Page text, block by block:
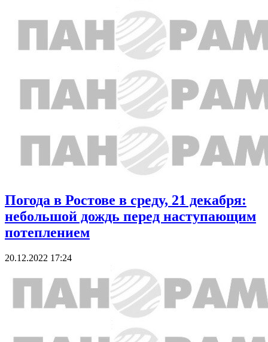
Погода в Ростове в среду, 21 декабря:
небольшой дождь перед наступающим
потеплением
20.12.2022 17:24